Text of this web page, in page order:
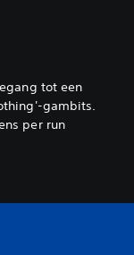
tot een
gambits.
per run